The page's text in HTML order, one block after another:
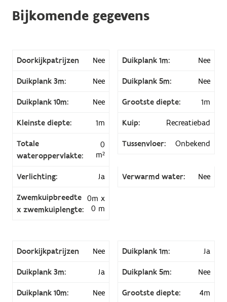
Bijkomende gegevens
Doorkijkpatrijzen Nee Duikplank 1m: Nee
Duikplank 3m: Nee Duikplank 5m: Nee
Duikplank 10m: Nee Grootste diepte: 1m
Kleinste diepte: 1m Kuip: Recreatiebad
Totale
wateroppervlakte:
0
m²
Tussenvloer: Onbekend
Verlichting: Ja Verwarmd water: Nee
Zwemkuipbreedte
x zwemkuiplengte:
0m x
0 m
Doorkijkpatrijzen Nee Duikplank 1m: Ja
Duikplank 3m: Ja Duikplank 5m: Nee
Duikplank 10m: Nee Grootste diepte: 4m